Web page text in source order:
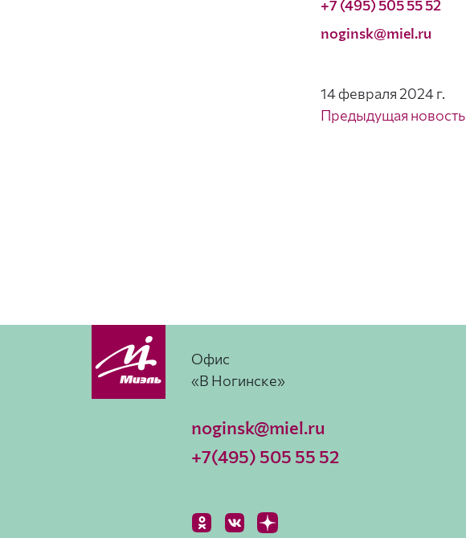
+7 (495) 505 55 52
noginsk@miel.ru
14 февраля 2024 г.
Предыдущая новость
Офис
«В Ногинске»
noginsk@miel.ru
+7(495) 505 55 52